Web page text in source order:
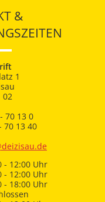
&
1
02
70 13 0
70 13 40
- 12:00 Uhr
- 12:00 Uhr
- 18:00 Uhr